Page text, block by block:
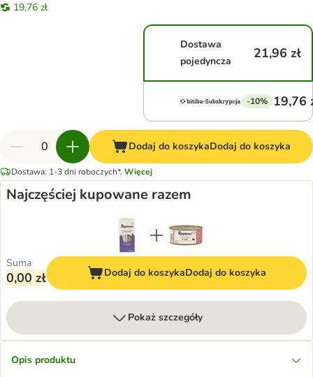
19,76 zł
Dostawa
pojedyncza
21,96 zł
-10% 19,76
Dodaj do koszykaDodaj do koszyka
Dostawa: 1-3 dni roboczych*. Więcej
Najczęściej kupowane razem
Suma
0,00 zł Dodaj do koszykaDodaj do koszyka
Pokaż szczegóły
Opis produktu